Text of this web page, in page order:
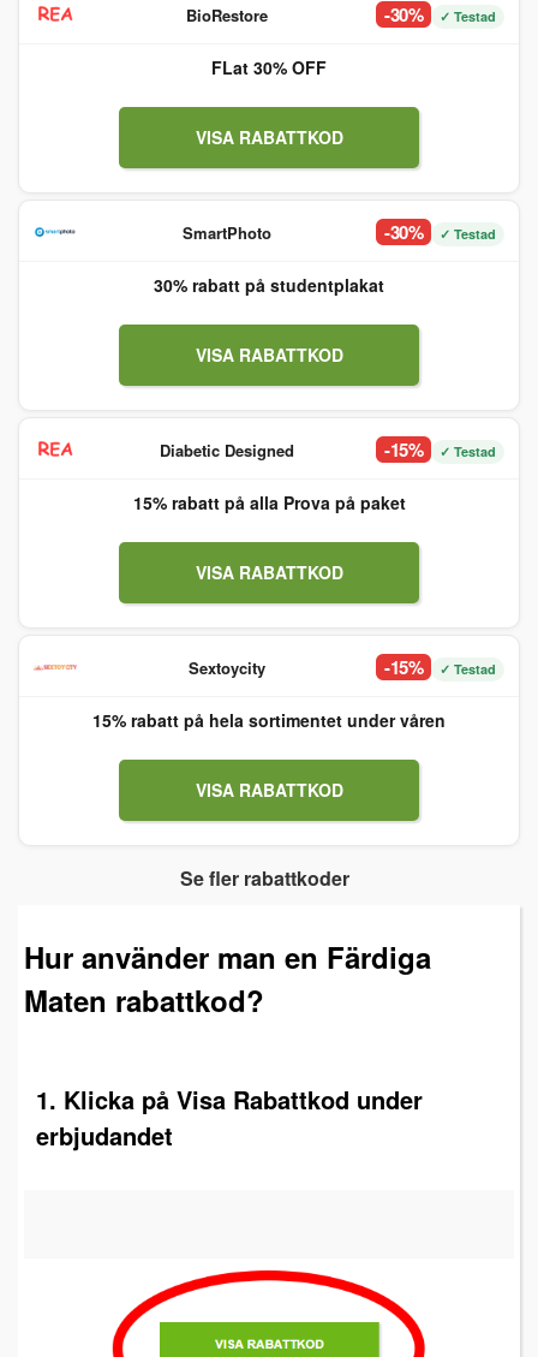
BioRestore -30% ✓ Testad
FLat 30% OFF
VISA RABATTKOD
SmartPhoto -30% ✓ Testad
30% rabatt på studentplakat
VISA RABATTKOD
Diabetic Designed -15% ✓ Testad
15% rabatt på alla Prova på paket
VISA RABATTKOD
Sextoycity -15% ✓ Testad
15% rabatt på hela sortimentet under våren
VISA RABATTKOD
Se fler rabattkoder
Hur använder man en Färdiga
Maten rabattkod?
1. Klicka på Visa Rabattkod under
erbjudandet